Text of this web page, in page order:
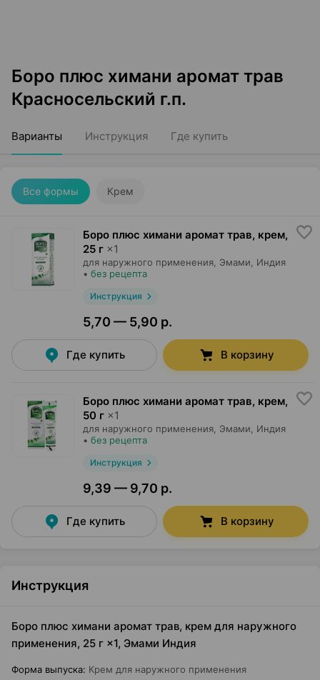
Боро плюс химани аромат трав
Красносельский г.п.
Варианты Инструкция Где купить
Все формы Крем
Боро плюс химани аромат трав, крем,
25 г ×1
для наружного применения, Эмами , Индия
• без рецепта
Инструкция
5,70 — 5,90 р.
Где купить В корзину
Боро плюс химани аромат трав, крем,
50 г ×1
для наружного применения, Эмами , Индия
• без рецепта
Инструкция
9,39 — 9,70 р.
Где купить В корзину
Инструкция
Боро плюс химани аромат трав, крем для наружного
применения, 25 г ×1, Эмами Индия
Форма выпуска: Крем для наружного применения